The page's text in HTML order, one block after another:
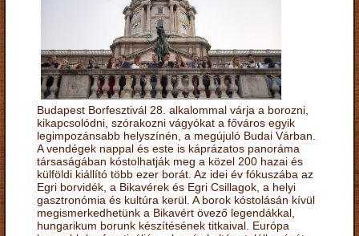
Budapest Borfesztivál 28. alkalommal várja a borozni,
kikapcsolódni, szórakozni vágyókat a főváros egyik
legimpozánsabb helyszínén, a megújuló Budai Várban.
A vendégek nappal és este is káprázatos panoráma
társaságában kóstolhatják meg a közel 200 hazai és
külföldi kiállító több ezer borát. Az idei év fókuszába az
Egri borvidék, a Bikavérek és Egri Csillagok, a helyi
gasztronómia és kultúra kerül. A borok kóstolásán kívül
megismerkedhetünk a Bikavért övező legendákkal,
hungarikum borunk készítésének titkaival. Európa